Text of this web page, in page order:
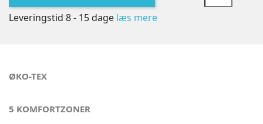
Leveringstid 8 - 15 dage læs mere
ØKO-TEX
5 KOMFORTZONER